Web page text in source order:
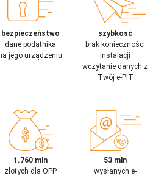
bezpieczeństwo
dane podatnika
jego urządzeniu
szybkość
brak konieczności
instalacji
wczytanie danych z
Twój e-PIT
1.760 mln
złotych dla OPP
53 mln
wysłanych e-